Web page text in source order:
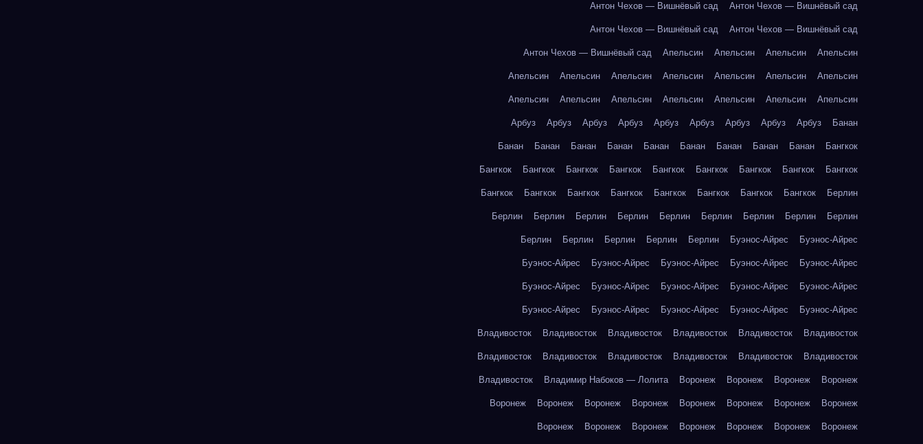
Антон Чехов — Вишнёвый сад Антон Чехов — Вишнёвый сад
Антон Чехов — Вишнёвый сад Антон Чехов — Вишнёвый сад
Антон Чехов — Вишнёвый сад Апельсин Апельсин Апельсин Апельсин
Апельсин Апельсин Апельсин Апельсин Апельсин Апельсин Апельсин
Апельсин Апельсин Апельсин Апельсин Апельсин Апельсин Апельсин
Арбуз Арбуз Арбуз Арбуз Арбуз Арбуз Арбуз Арбуз Арбуз Банан
Банан Банан Банан Банан Банан Банан Банан Банан Банан Бангкок
Бангкок Бангкок Бангкок Бангкок Бангкок Бангкок Бангкок Бангкок Бангкок
Бангкок Бангкок Бангкок Бангкок Бангкок Бангкок Бангкок Бангкок Берлин
Берлин Берлин Берлин Берлин Берлин Берлин Берлин Берлин Берлин
Берлин Берлин Берлин Берлин Берлин Буэнос-Айрес Буэнос-Айрес
Буэнос-Айрес Буэнос-Айрес Буэнос-Айрес Буэнос-Айрес Буэнос-Айрес
Буэнос-Айрес Буэнос-Айрес Буэнос-Айрес Буэнос-Айрес Буэнос-Айрес
Буэнос-Айрес Буэнос-Айрес Буэнос-Айрес Буэнос-Айрес Буэнос-Айрес
Владивосток Владивосток Владивосток Владивосток Владивосток Владивосток
Владивосток Владивосток Владивосток Владивосток Владивосток Владивосток
Владивосток Владимир Набоков — Лолита Воронеж Воронеж Воронеж Воронеж
Воронеж Воронеж Воронеж Воронеж Воронеж Воронеж Воронеж Воронеж
Воронеж Воронеж Воронеж Воронеж Воронеж Воронеж Воронеж